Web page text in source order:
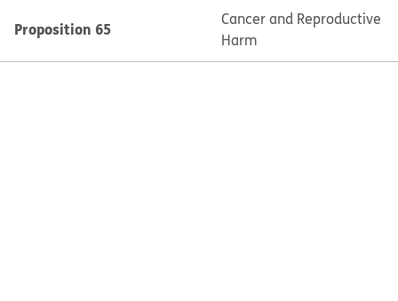
Proposition 65
Cancer and Reproductive
Harm